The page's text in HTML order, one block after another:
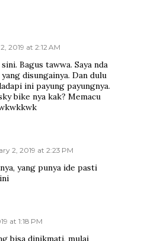
2019 at 2:12 AM
Bagus tawwa. Saya nda
disungainya. Dan dulu
ini payung payungnya.
bike nya kak? Memacu
2, 2019 at 2:23 PM
yang punya ide pasti
at 1:18 PM
bisa dinikmati, mulai